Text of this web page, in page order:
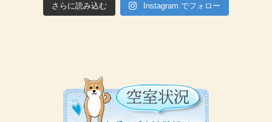
さらに読み込む Instagram でフォロー